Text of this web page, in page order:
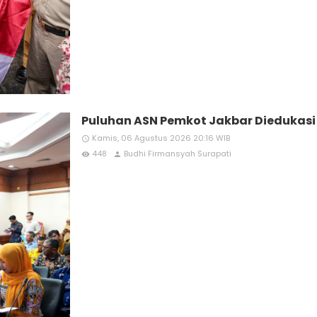
Puluhan ASN Pemkot Jakbar
access_time Kamis, 06 Agustus 2026 20:16 WIB
remove_red_eye 448 person Budhi Firmansyah Surapati